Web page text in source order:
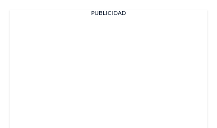
PUBLICIDAD